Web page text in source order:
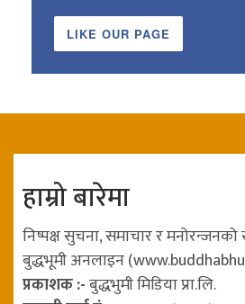
LIKE OUR PAGE
हाम्रो बारेमा
निष्पक्ष सुचना, समाचार र मनोरन्जनको
बुद्धभूमी अनलाइन
प्रकाशक :-बुद्धभुमी मिडिया प्रा.लि.